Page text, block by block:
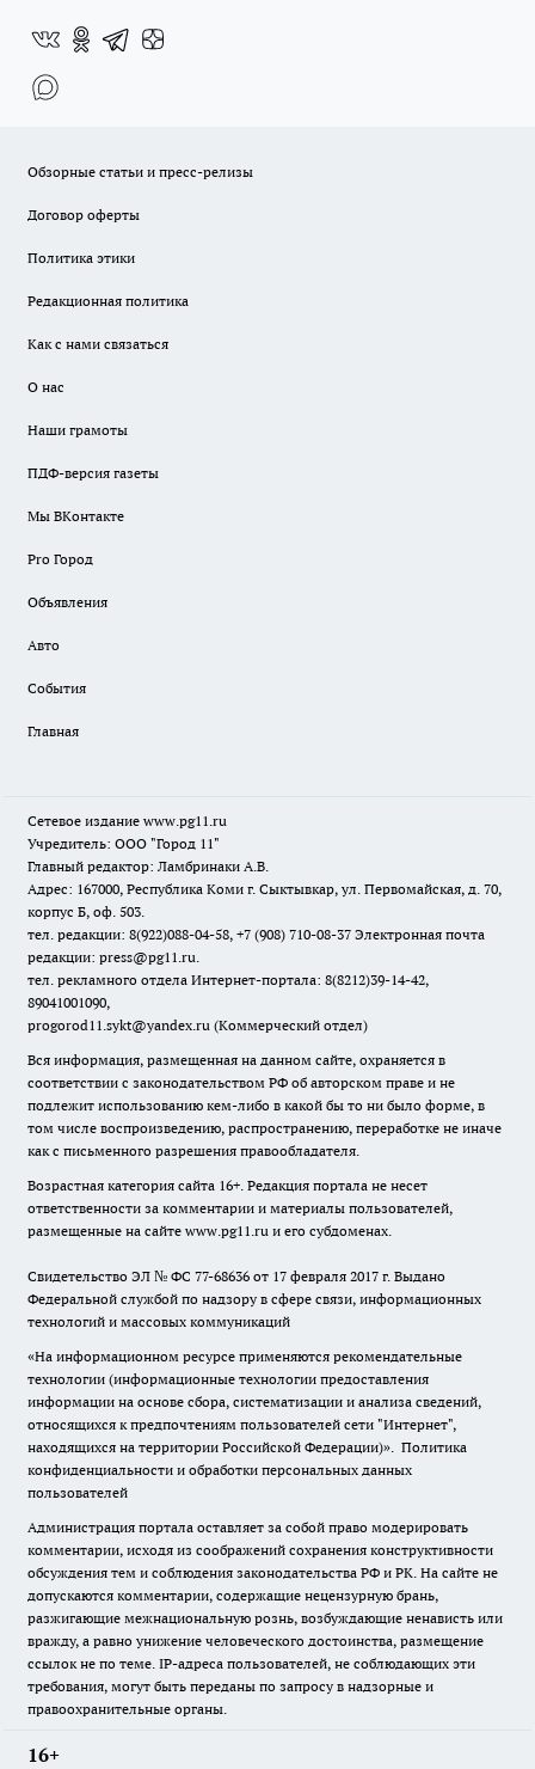
Обзорные статьи и пресс-релизы
Договор оферты
Политика этики
Редакционная политика
Как с нами связаться
О нас
Наши грамоты
ПДФ-версия газеты
Мы ВКонтакте
Pro Город
Объявления
Авто
События
Главная
Сетевое издание www.pg11.ru
Учредитель: ООО "Город 11"
Главный редактор: Ламбринаки А.В.
Адрес: 167000, Республика Коми г. Сыктывкар, ул. Первомайская, д. 70,
корпус Б, оф. 503.
тел. редакции: 8(922)088-04-58, +7 (908) 710-08-37 Электронная почта
редакции: press@pg11.ru.
тел. рекламного отдела Интернет-портала: 8(8212)39-14-42,
89041001090,
progorod11.sykt@yandex.ru (Коммерческий отдел)
Вся информация, размещенная на данном сайте, охраняется в
соответствии с законодательством РФ об авторском праве и не
подлежит использованию кем-либо в какой бы то ни было форме, в
том числе воспроизведению, распространению, переработке не иначе
как с письменного разрешения правообладателя.
Возрастная категория сайта 16+. Редакция портала не несет
ответственности за комментарии и материалы пользователей,
размещенные на сайте www.pg11.ru и его субдоменах.
Свидетельство ЭЛ № ФС 77-68636 от 17 февраля 2017 г. Выдано
Федеральной службой по надзору в сфере связи, информационных
технологий и массовых коммуникаций
«На информационном ресурсе применяются рекомендательные
технологии (информационные технологии предоставления
информации на основе сбора, систематизации и анализа сведений,
относящихся к предпочтениям пользователей сети "Интернет",
находящихся на территории Российской Федерации)». Политика
конфиденциальности и обработки персональных данных
пользователей
Администрация портала оставляет за собой право модерировать
комментарии, исходя из соображений сохранения конструктивности
обсуждения тем и соблюдения законодательства РФ и РК. На сайте не
допускаются комментарии, содержащие нецензурную брань,
разжигающие межнациональную рознь, возбуждающие ненависть или
вражду, а равно унижение человеческого достоинства, размещение
ссылок не по теме. IP-адреса пользователей, не соблюдающих эти
требования, могут быть переданы по запросу в надзорные и
правоохранительные органы.
16+